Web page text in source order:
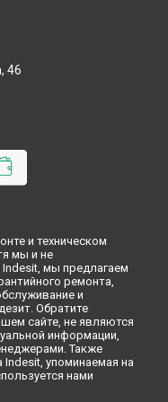
(CIS) Indesit в
(CIS) Indesit в
(CIS) Indesit в
(CIS) Indesit в
(CIS) Indesit в
(CIS) Indesit в
(CIS) Indesit в
46
и техническом
мы и не
мы предлагаем
ремонта,
и
Обратите
сайте, не являются
информации,
Также
упоминаемая на
нами